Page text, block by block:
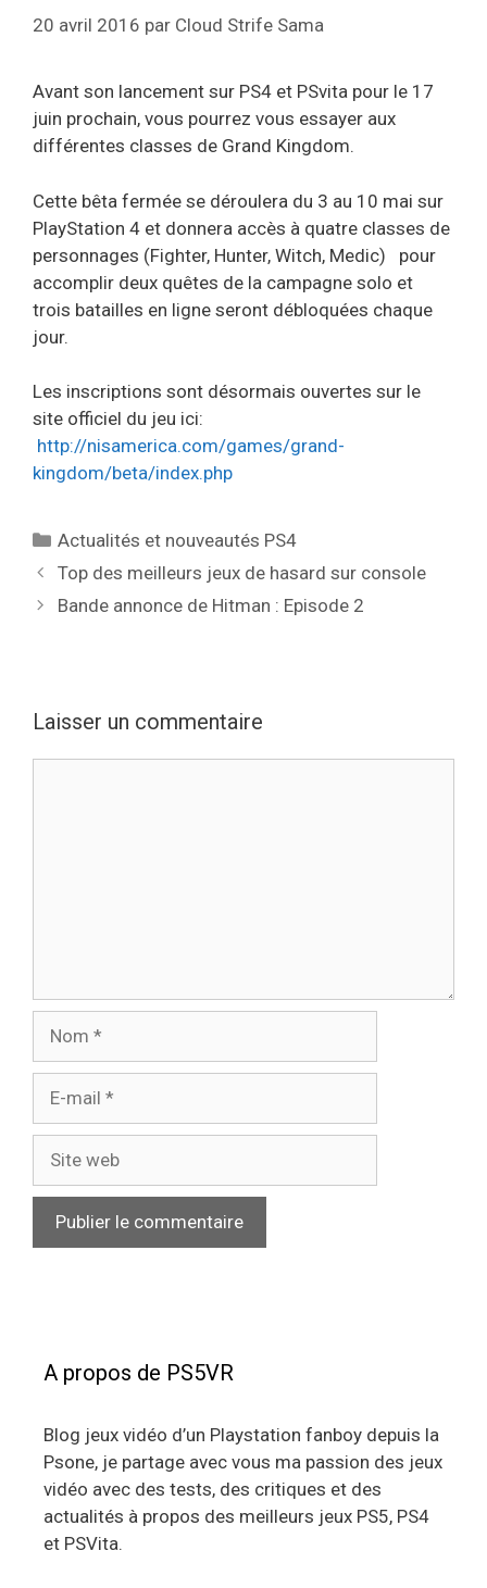
20 avril 2016 par Cloud Strife Sama
Avant son lancement sur PS4 et PSvita pour le 17
juin prochain, vous pourrez vous essayer aux
différentes classes de Grand Kingdom.
Cette bêta fermée se déroulera du 3 au 10 mai sur
PlayStation 4 et donnera accès à quatre classes de
personnages (Fighter, Hunter, Witch, Medic) pour
accomplir deux quêtes de la campagne solo et
trois batailles en ligne seront débloquées chaque
jour.
Les inscriptions sont désormais ouvertes sur le
site officiel du jeu ici:
http://nisamerica.com/games/grand-
kingdom/beta/index.php
Catégories
Actualités et nouveautés PS4
Top des meilleurs jeux de hasard sur console
Bande annonce de Hitman : Episode 2
Laisser un commentaire
A propos de PS5VR
Blog jeux vidéo d’un Playstation fanboy depuis la
Psone, je partage avec vous ma passion des jeux
vidéo avec des tests, des critiques et des
actualités à propos des meilleurs jeux PS5, PS4
et PSVita.